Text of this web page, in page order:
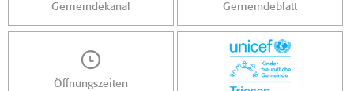
Gemeindekanal Gemeindeblatt
Öffnungszeiten